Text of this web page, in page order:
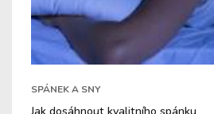
SPÁNEK A SNY
Jak dosáhnout kvalitního spánku